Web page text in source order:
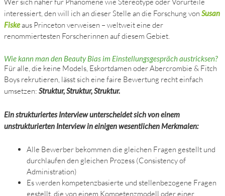
interessiert, den will ich an dieser Stelle an die Forschung vonSusan
Fiskeaus Princeton verweisen – weltweit eine der
renommiertesten Forscherinnen auf diesem Gebiet.
Wie kann man den Beauty Bias im Einstellungsgespräch austricksen?
Für alle, die keine Models, Eskortdamen oder Abercrombie & Fitch
Boys rekrutieren, lässt sich eine faire Bewertung recht einfach
umsetzen:Struktur, Struktur, Struktur.
Ein strukturiertes Interview unterscheidet sich von einem
unstrukturierten Interview in einigen wesentlichen Merkmalen:
Alle Bewerber bekommen die gleichen Fragen gestellt und
durchlaufen den gleichen Prozess (Consistency of
Administration)
Es werden kompetenzbasierte und stellenbezogene Fragen
gestellt, die von einem Kompetenzmodell oder einer